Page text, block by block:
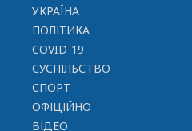
УКРАЇНА
ПОЛІТИКА
COVID-19
СУСПІЛЬСТВО
СПОРТ
ОФІЦІЙНО
ВІДЕО